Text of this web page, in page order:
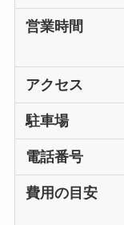
営業時間
アクセス
駐車場
電話番号
費用の目安